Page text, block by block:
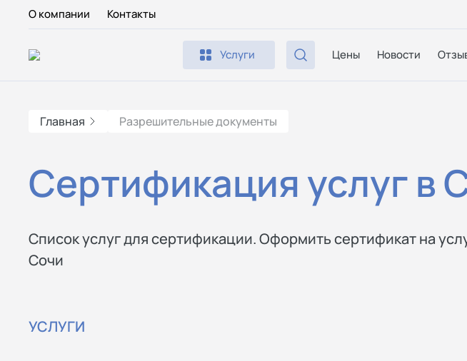
О компании Контакты
Услуги Цены Новости
Главная Разрешительные документы
Сертификация услуг в
Список услуг для сертификации. Оформить сертификат на
Сочи
УСЛУГИ